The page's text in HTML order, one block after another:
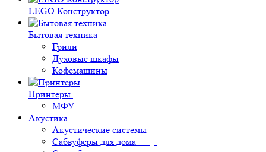
LEGO Конструктор
Бытовая техника
Грили
Духовые шкафы
Кофемашины
Принтеры
МФУ
Акустика
Акустические системы
Сабвуферы для дома